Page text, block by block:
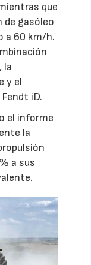
que
gasóleo
a 60 km/h.
la
y el
iD.
el informe
la
a sus